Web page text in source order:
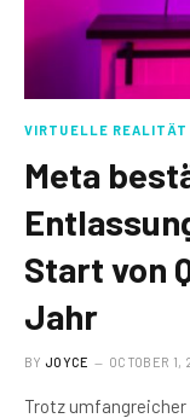
VIRTUELLE REALITÄT
Meta
Start von
Jahr
BY JOYCE OCTOBER 1,
Trotz